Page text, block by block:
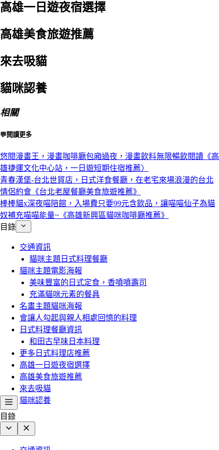
高雄一日遊夜宿選擇
高雄美食旅遊推薦
來去吸貓
貓咪認養
相關
💬閱讀更多
悠閱漫畫王，漫畫咖啡廳包廂過夜，漫畫飲料無限暢飲閱讀《高
雄捷運文化中心站，一日遊短期住宿推薦〉
青春漢堡-台北世貿店，日式洋食餐廳，在老宅來場浪漫的台北
情侶約會《台北老屋餐廳美食旅遊推薦》
棒棒貓x深夜喵陪館，入場費只要99元含飲品，讓喵喵仙子為貓
奴補充喵喵能量~《高雄新興區貓咪咖啡廳推薦》
目錄
交通資訊
貓咪主題日式料理餐廳
貓咪主題電影海報
美味豐富的日式定食，香噴噴壽司
充滿貓咪元素的餐具
名畫主題貓咪海報
會讓人勾起與親人相處回憶的料理
日式料理餐廳資訊
和田古早味日本料理
更多日式料理店推薦
高雄一日遊夜宿選擇
高雄美食旅遊推薦
來去吸貓
貓咪認養
目錄